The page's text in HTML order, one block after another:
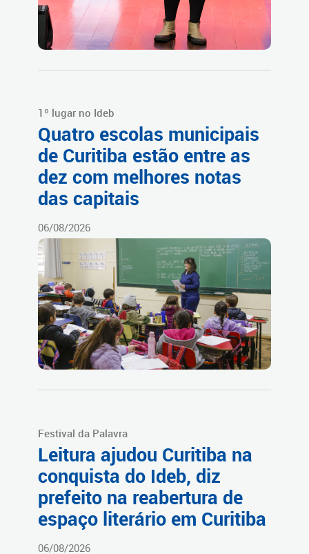
1º lugar no Ideb
Quatro escolas municipais
de Curitiba estão entre as
dez com melhores notas
das capitais
06/08/2026
Festival da Palavra
Leitura ajudou Curitiba na
conquista do Ideb, diz
prefeito na reabertura de
espaço literário em Curitiba
06/08/2026